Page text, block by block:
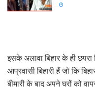
इसके अलावा बिहार के ही
आप्रवासी बिहारी हैं जो कि
बीमारी के बाद अपने घरों को